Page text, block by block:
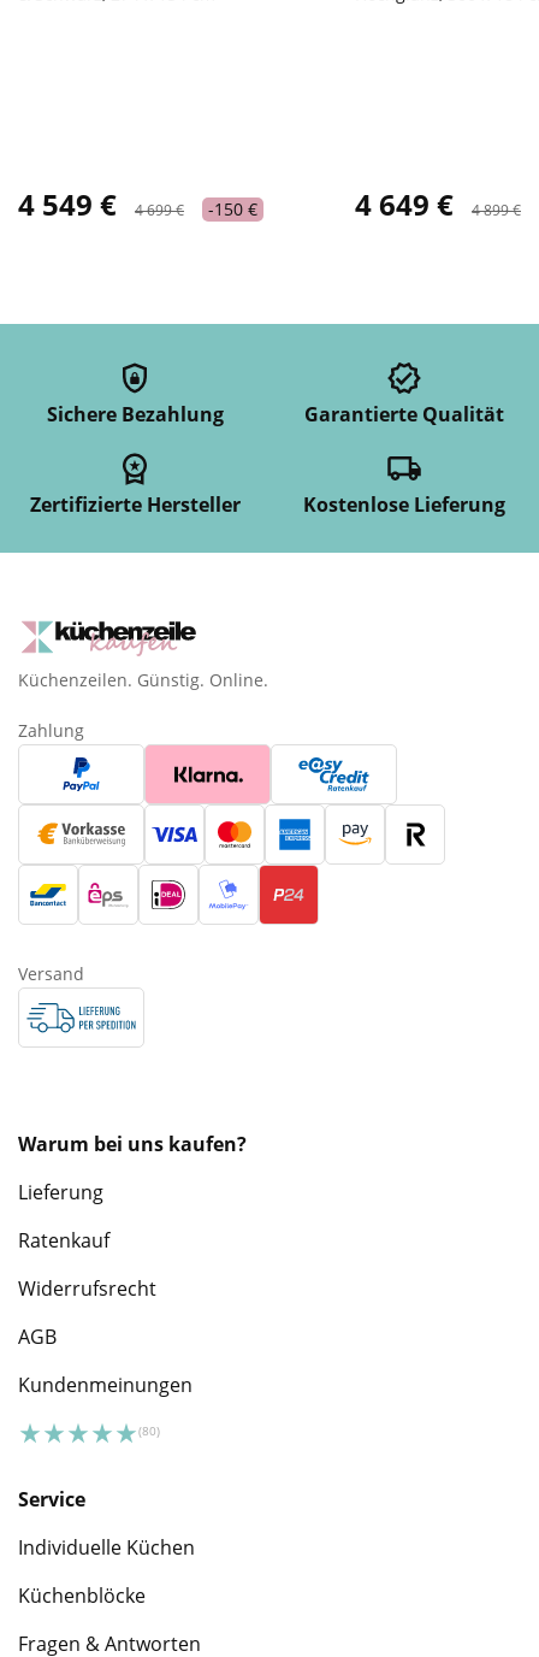
4 549 € 4 699 € -150 € 4 649 € 4 899 €
Sichere Bezahlung Garantierte Qualität
Zertifizierte Hersteller Kostenlose Lieferung
Küchenzeilen. Günstig. Online.
Zahlung
Versand
Warum bei uns kaufen?
Lieferung
Ratenkauf
Widerrufsrecht
AGB
Kundenmeinungen
Service
Individuelle Küchen
Küchenblöcke
Fragen & Antworten